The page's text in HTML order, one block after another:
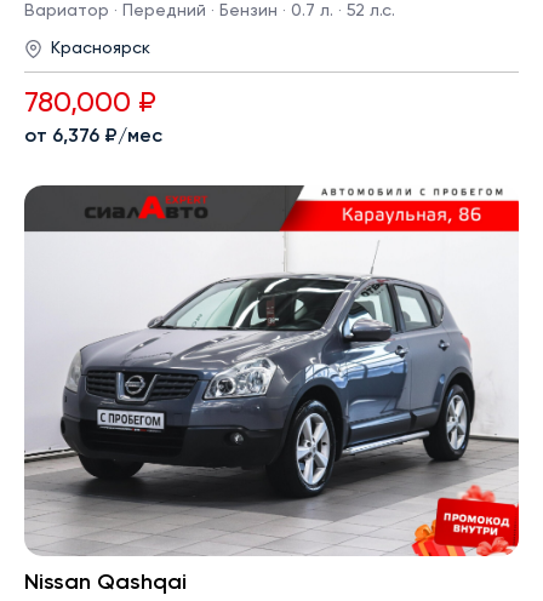
Вариатор · Передний · Бензин · 0.7 л. · 52 л.с.
Красноярск
780,000 ₽
от 6,376 ₽/мес
Nissan Qashqai